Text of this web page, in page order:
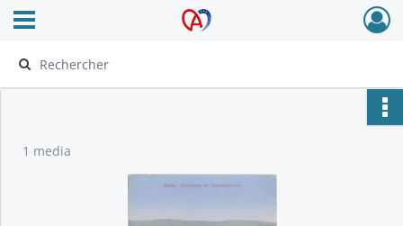
Archives Alsace - Colmar
Ouvrir le menu déroulant
1 media